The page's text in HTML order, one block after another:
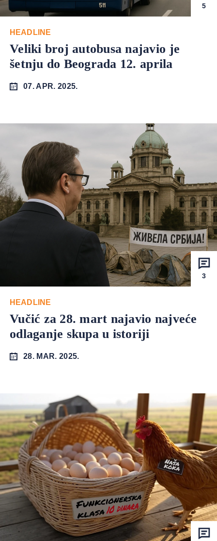
5
HEADLINE
Veliki broj autobusa najavio je
šetnju do Beograda 12. aprila
07. APR. 2025.
3
HEADLINE
Vučić za 28. mart najavio najveće
odlaganje skupa u istoriji
28. MAR. 2025.